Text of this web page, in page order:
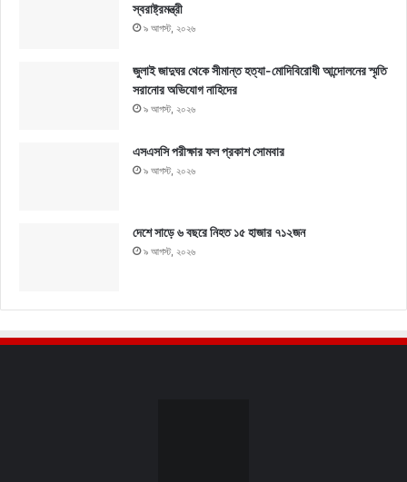
স্বরাষ্ট্রমন্ত্রী
৯ আগস্ট, ২০২৬
জুলাই জাদুঘর থেকে সীমান্ত হত্যা-মোদিবিরোধী আন্দোলনের স্মৃতি
সরানোর অভিযোগ নাহিদের
৯ আগস্ট, ২০২৬
এসএসসি পরীক্ষার ফল প্রকাশ সোমবার
৯ আগস্ট, ২০২৬
দেশে সাড়ে ৬ বছরে নিহত ১৫ হাজার ৭১২জন
৯ আগস্ট, ২০২৬